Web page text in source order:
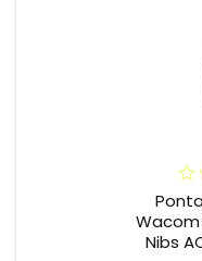
Wacom
Nibs